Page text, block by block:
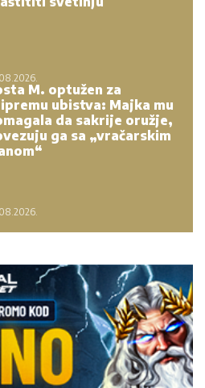
M. optužen za
ubistva: Majka mu
da sakrije oružje,
ga sa „vračarskim